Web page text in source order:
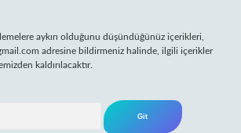
aykırı olduğunu düşündüğünüz içerikleri,
adresine bildirmeniz halinde, ilgili içerikler
kaldırılacaktır.